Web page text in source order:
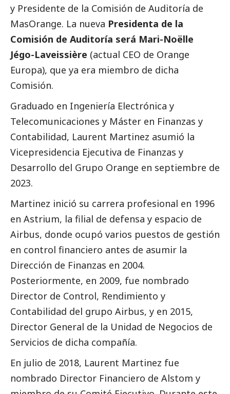
y Presidente de la Comisión de Auditoría de
MasOrange. La nueva Presidenta de la
Comisión de Auditoría será Mari-Noëlle
Jégo-Laveissière (actual CEO de Orange
Europa), que ya era miembro de dicha
Comisión.
Graduado en Ingeniería Electrónica y
Telecomunicaciones y Máster en Finanzas y
Contabilidad, Laurent Martinez asumió la
Vicepresidencia Ejecutiva de Finanzas y
Desarrollo del Grupo Orange en septiembre de
2023.
Martinez inició su carrera profesional en 1996
en Astrium, la filial de defensa y espacio de
Airbus, donde ocupó varios puestos de gestión
en control financiero antes de asumir la
Dirección de Finanzas en 2004.
Posteriormente, en 2009, fue nombrado
Director de Control, Rendimiento y
Contabilidad del grupo Airbus, y en 2015,
Director General de la Unidad de Negocios de
Servicios de dicha compañía.
En julio de 2018, Laurent Martinez fue
nombrado Director Financiero de Alstom y